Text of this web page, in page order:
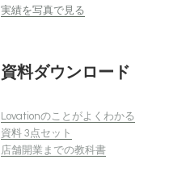
実績を写真で見る
資料ダウンロード
Lovationのことがよくわかる
資料 3点セット
店舗開業までの教科書